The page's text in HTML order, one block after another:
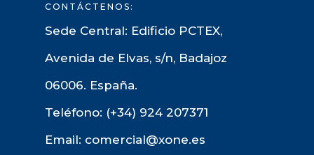
CONTÁCTENOS:
Sede Central: Edificio PCTEX,
Avenida de Elvas, s/n, Badajoz
06006. España.
Teléfono: (+34) 924 207371
Email: comercial@xone.es